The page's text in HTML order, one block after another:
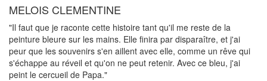
MELOIS CLEMENTINE
"Il faut que je raconte cette histoire tant qu'il me reste de la
peinture bleure sur les mains. Elle finira par disparaître, et j'ai
peur que les souvenirs s'en aillent avec elle, comme un rêve qui
s'échappe au réveil et qu'on ne peut retenir. Avec ce bleu, j'ai
peint le cercueil de Papa."